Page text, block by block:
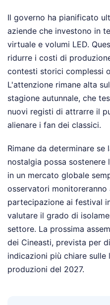
Il governo ha pianificato
aziende che investono in
virtuale e volumi LED.
ridurre i costi di
contesti storici complessi
L'attenzione rimane alta
stagione autunnale, che
nuovi registi di attrarre il
alienare i fan dei classici.
Rimane da determinare
nostalgia possa
in un mercato globale
osservatori
partecipazione ai festival
valutare il grado di
settore. La prossima
dei Cineasti, prevista per
indicazioni più chiare sulle
produzioni del 2027.